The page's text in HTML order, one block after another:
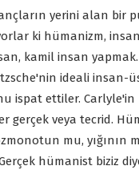
yerini alan bir
ki hümanizm,
kamil insan
ideali insan-
ispat ettiler.
gerçek veya tecrid.
mu, yığının
hümanist biziz